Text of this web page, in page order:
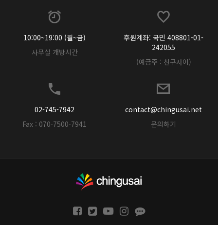
10:00~19:00 (월~금)
사무실 개방시간
후원계좌: 국민 408801-01-
242055
(예금주 : 친구사이)
02-745-7942
Fax : 070-7500-7941
contact@chingusai.net
문의하기